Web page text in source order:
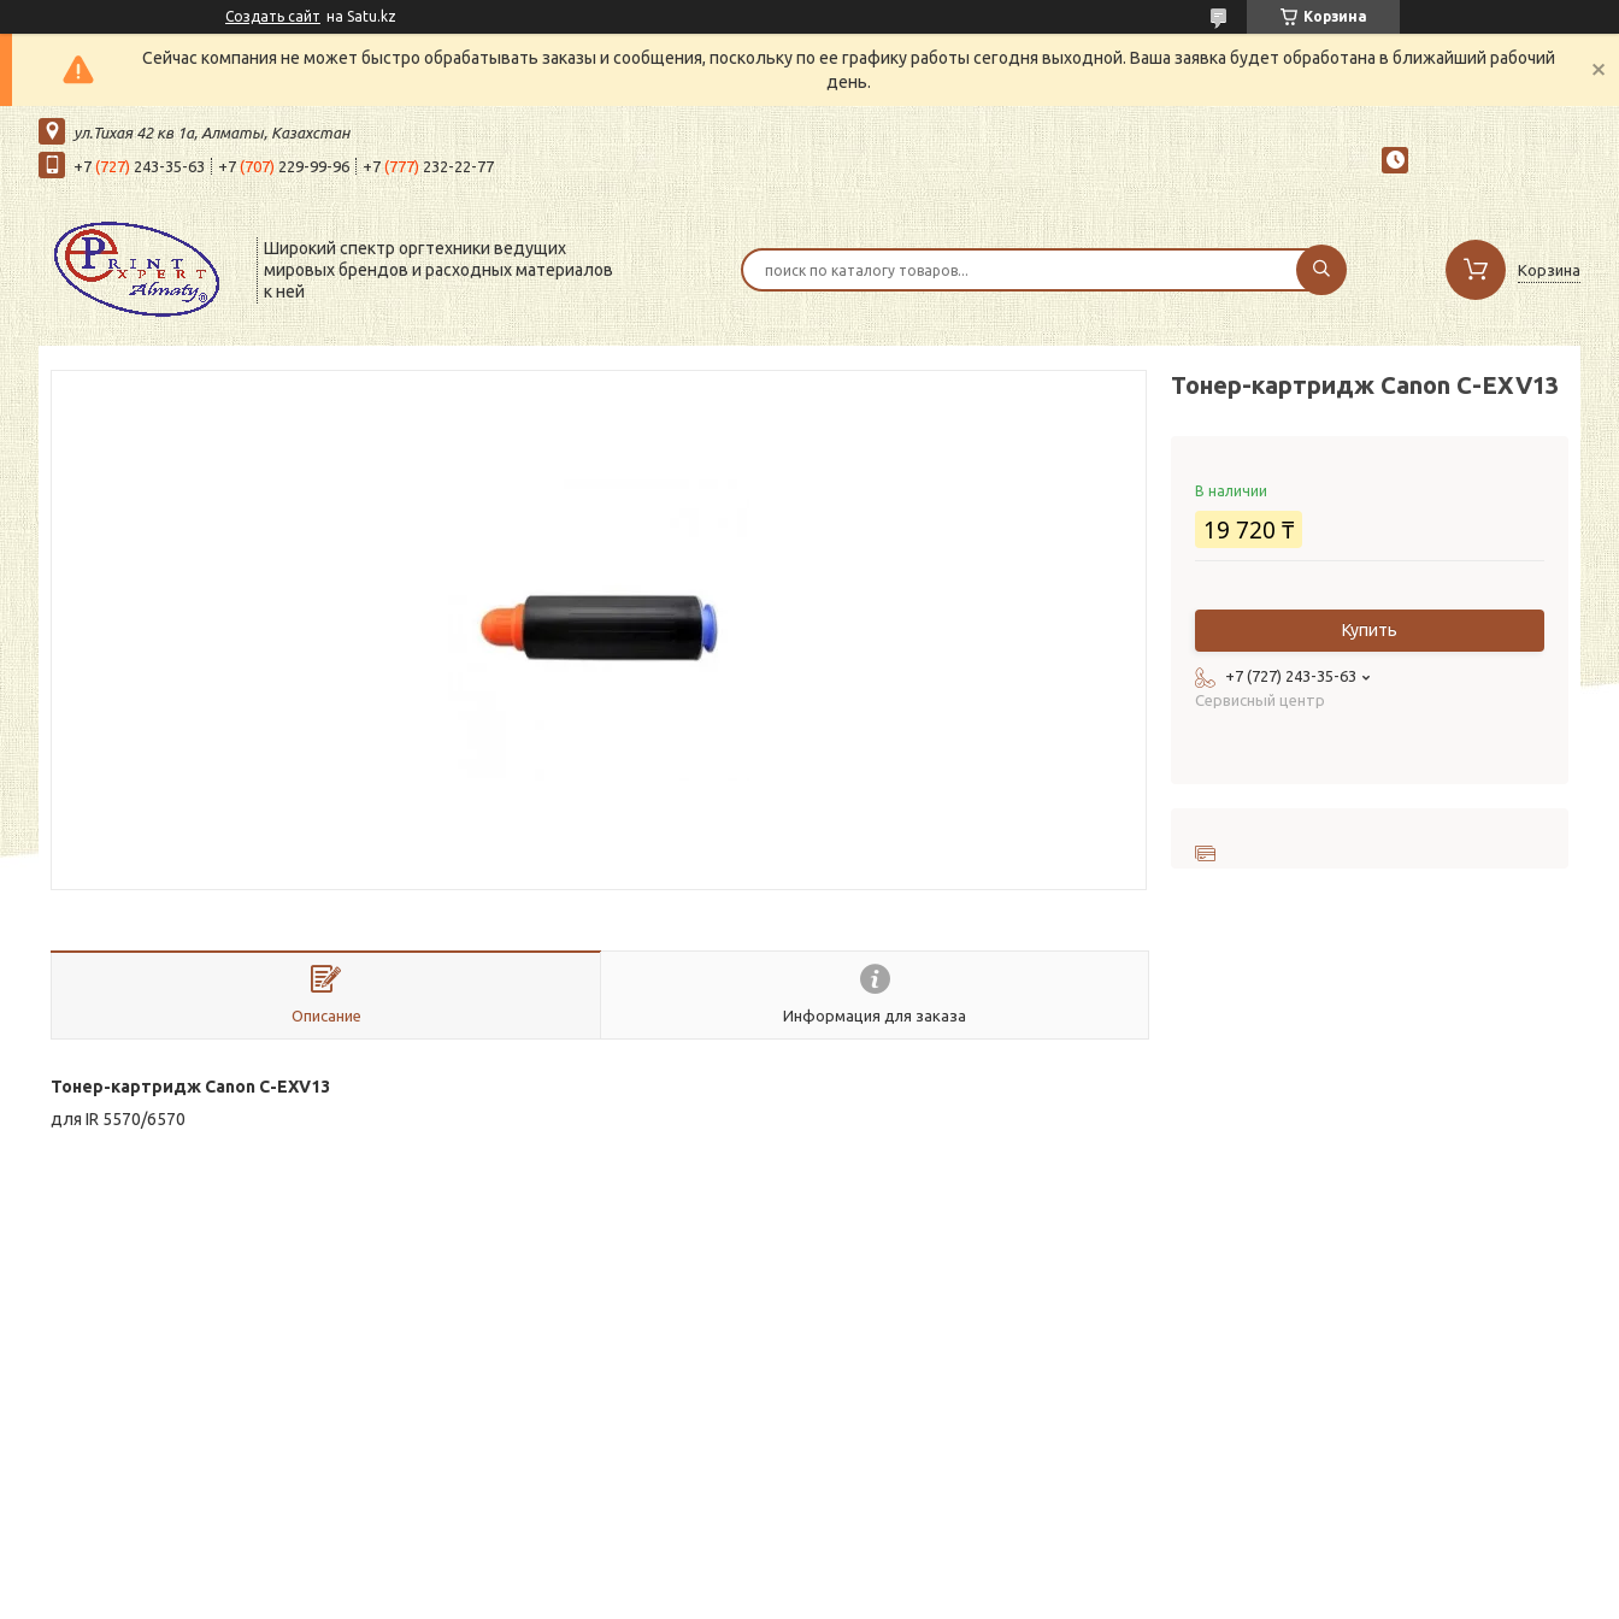
Создать сайт на Satu.kz Корзина
Сейчас компания не может быстро обрабатывать заказы и сообщения, поскольку по ее графику работы сегодня выходной. Ваша заявка будет обработана в ближайший рабочий
день.
ул.Тихая 42 кв 1a, Алматы, Казахстан
+7 (727) 243-35-63 +7 (707) 229-99-96 +7 (777) 232-22-77
Широкий спектр оргтехники ведущих
мировых брендов и расходных материалов
к ней
Корзина
Описание Информация для заказа
Тонер-картридж Canon C-EXV13
для IR 5570/6570
Тонер-картридж Canon C-EXV13
В наличии
19 720 ₸
Купить
+7 (727) 243-35-63
Сервисный центр